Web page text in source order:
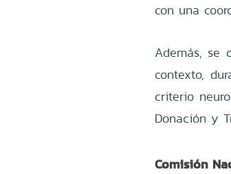
con una
Además, se
contexto,
criterio
Donación y
Comisión